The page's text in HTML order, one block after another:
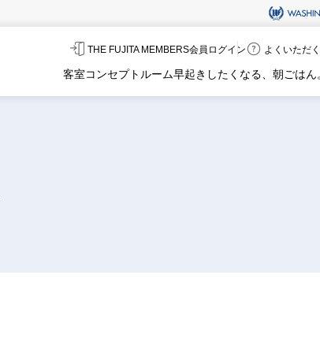
THE FUJITA MEMBERS会員ログイン よくいただ
客室コンセプトルーム早起きしたくなる、朝ごはん